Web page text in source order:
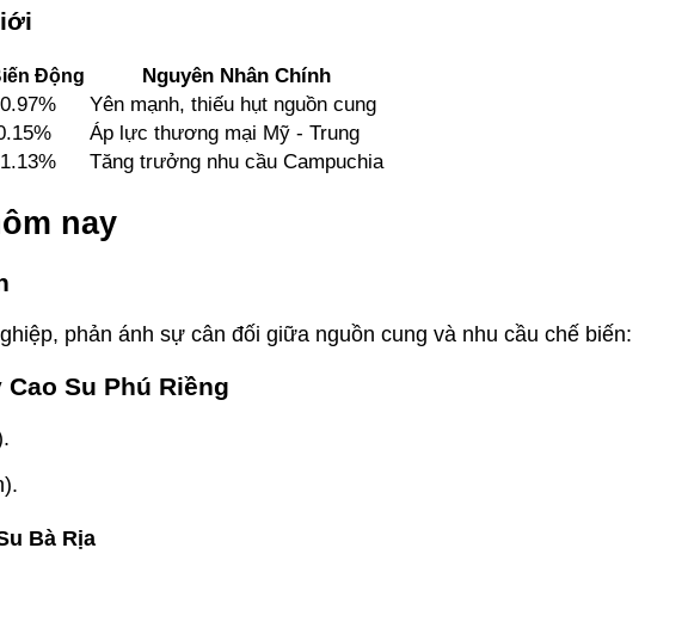
Động
Nguyên Nhân Chính
Yên mạnh, thiếu hụt nguồn cung
Áp lực thương mại Mỹ - Trung
Tăng trưởng nhu cầu Campuchia
nay
phản ánh sự cân đối giữa nguồn cung và nhu cầu chế biến:
Cao Su Phú Riềng
Bà Rịa